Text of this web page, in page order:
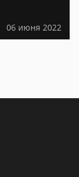
06 июня 2022